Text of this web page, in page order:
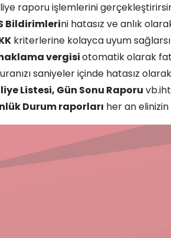
raporu işlemlerini
Bildirimlerini hatasız ve anlık
kriterlerine kolayca uyum
vergisiotomatik olarak
saniyeler içinde hatasız
Listesi, Gün Sonu Raporu
Durum raporları her an elinizin